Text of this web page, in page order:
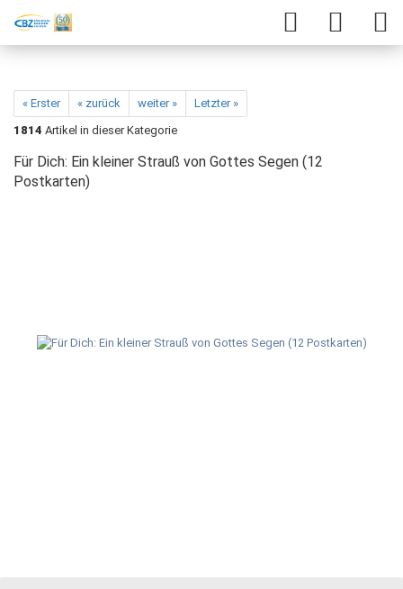
« Erster « zurück weiter »
Letzter »
1814 Artikel in dieser Kategorie
Für Dich: Ein kleiner Strauß von Gottes Segen (12
Postkarten)